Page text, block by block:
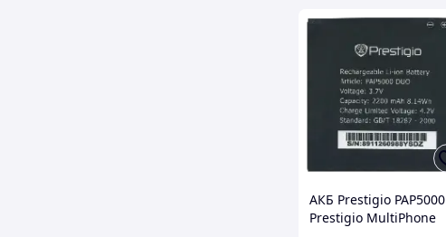
АКБ Prestigio PAP5000
Prestigio MultiPhone